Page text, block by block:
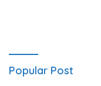
Popular Post